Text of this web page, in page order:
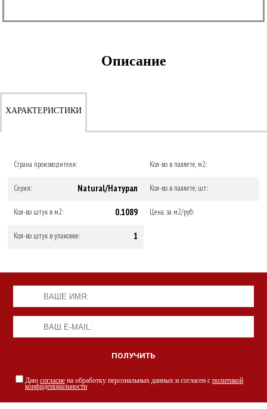
Описание
ХАРАКТЕРИСТИКИ
Страна производителя:
Серия: Natural/Натурал
Кол-во штук в м2: 0.1089
Кол-во штук в упаковке: 1
Кол-во в паллете, м2:
Кол-во в паллете, шт:
Цена, за м2/руб:
Даю согласие на обработку персональных данных и согласен с политикой
конфиденциальности